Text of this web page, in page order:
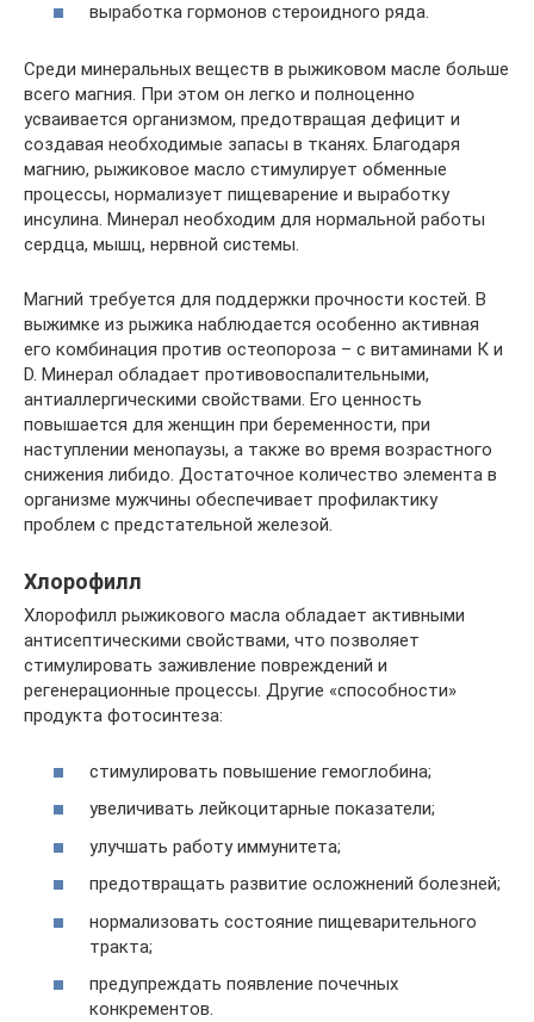
выработка гормонов стероидного ряда.
Среди минеральных веществ в рыжиковом масле больше
всего магния. При этом он легко и полноценно
усваивается организмом, предотвращая дефицит и
создавая необходимые запасы в тканях. Благодаря
магнию, рыжиковое масло стимулирует обменные
процессы, нормализует пищеварение и выработку
инсулина. Минерал необходим для нормальной работы
сердца, мышц, нервной системы.
Магний требуется для поддержки прочности костей. В
выжимке из рыжика наблюдается особенно активная
его комбинация против остеопороза – с витаминами К и
D. Минерал обладает противовоспалительными,
антиаллергическими свойствами. Его ценность
повышается для женщин при беременности, при
наступлении менопаузы, а также во время возрастного
снижения либидо. Достаточное количество элемента в
организме мужчины обеспечивает профилактику
проблем с предстательной железой.
Хлорофилл
Хлорофилл рыжикового масла обладает активными
антисептическими свойствами, что позволяет
стимулировать заживление повреждений и
регенерационные процессы. Другие «способности»
продукта фотосинтеза:
стимулировать повышение гемоглобина;
увеличивать лейкоцитарные показатели;
улучшать работу иммунитета;
предотвращать развитие осложнений болезней;
нормализовать состояние пищеварительного
тракта;
предупреждать появление почечных
конкрементов.